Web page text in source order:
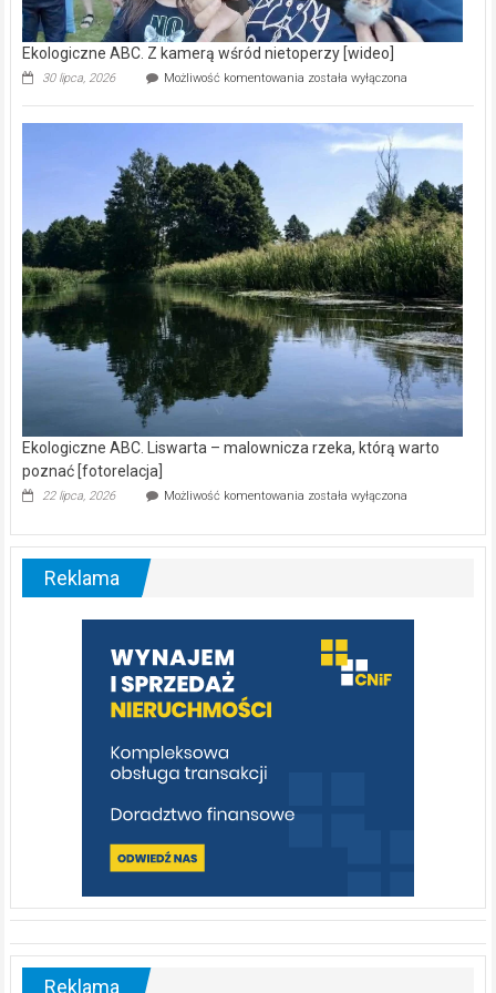
Ekologiczne ABC. Z kamerą wśród nietoperzy [wideo]
30 lipca, 2026 Możliwość komentowania Ekologiczne
kamerą
wśród
została wyłączona
Ekologiczne ABC. Liswarta – malownicza rzeka, którą warto
poznać [fotorelacja]
22 lipca, 2026 Możliwość komentowania Ekologiczne
–
warto
poznać
[fotorelacja]
została wyłączona
Reklama
Reklama